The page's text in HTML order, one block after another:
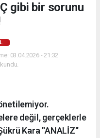
gibi bir sorunu
03.04.2026 - 21:32
değil, gerçeklerle
Kara ''ANALİZ''